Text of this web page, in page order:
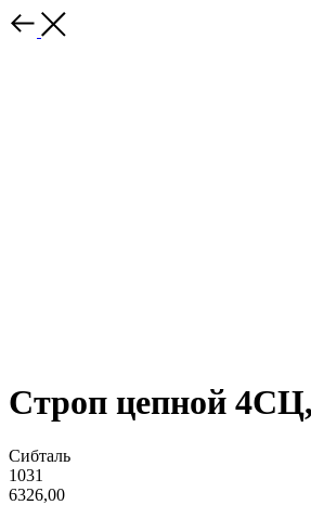
Строп цепной
Сибталь
1031
6326,00